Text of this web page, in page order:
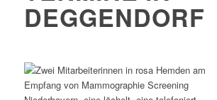
DEGGENDORF